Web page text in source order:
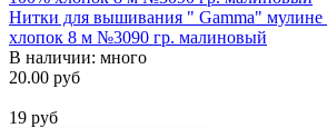
Нитки для вышивания " Gamma" мулине
хлопок 8 м №3090 гр. малиновый
В наличии: много
20.00 руб
19 руб